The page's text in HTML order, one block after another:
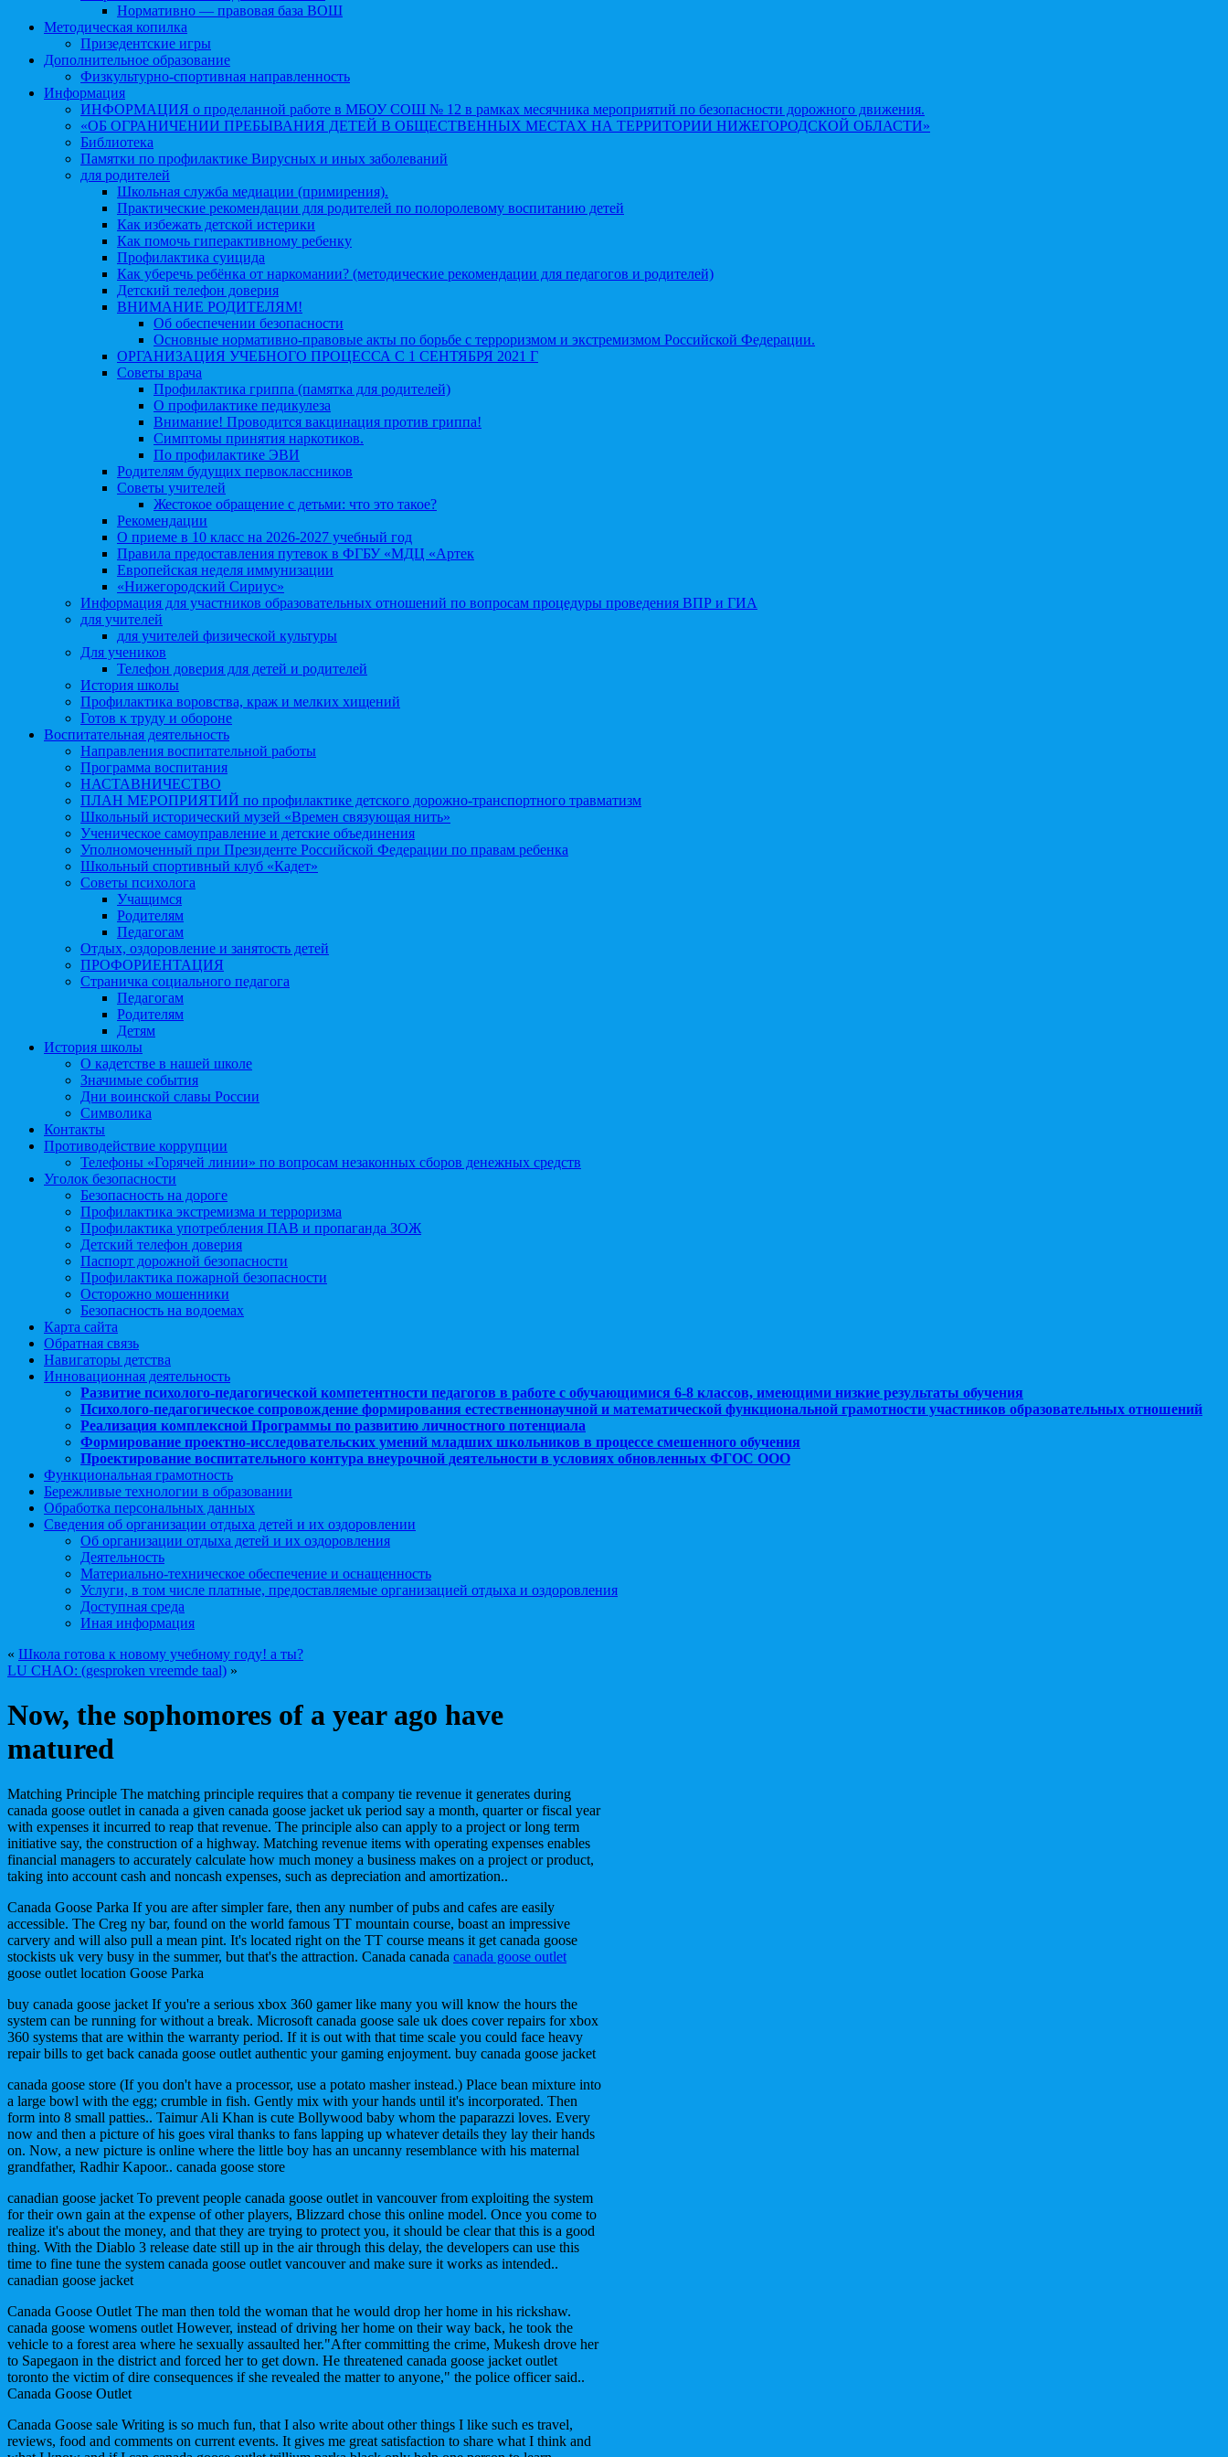
Нормативно — правовая база ВОШ
Методическая копилка
Призедентские игры
Дополнительное образование
Физкультурно-спортивная направленность
Информация
ИНФОРМАЦИЯ о проделанной работе в МБОУ СОШ № 12 в рамках месячника мероприятий по безопасности дорожного движения.
«ОБ ОГРАНИЧЕНИИ ПРЕБЫВАНИЯ ДЕТЕЙ В ОБЩЕСТВЕННЫХ МЕСТАХ НА ТЕРРИТОРИИ НИЖЕГОРОДСКОЙ ОБЛАСТИ»
Библиотека
Памятки по профилактике Вирусных и иных заболеваний
для родителей
Школьная служба медиации (примирения).
Практические рекомендации для родителей по полоролевому воспитанию детей
Как избежать детской истерики
Как помочь гиперактивному ребенку
Профилактика суицида
Как уберечь ребёнка от наркомании? (методические рекомендации для педагогов и родителей)
Детский телефон доверия
ВНИМАНИЕ РОДИТЕЛЯМ!
Об обеспечении безопасности
Основные нормативно-правовые акты по борьбе с терроризмом и экстремизмом Российской Федерации.
ОРГАНИЗАЦИЯ УЧЕБНОГО ПРОЦЕССА С 1 СЕНТЯБРЯ 2021 Г
Советы врача
Профилактика гриппа (памятка для родителей)
О профилактике педикулеза
Внимание! Проводится вакцинация против гриппа!
Симптомы принятия наркотиков.
По профилактике ЭВИ
Родителям будущих первоклассников
Советы учителей
Жестокое обращение с детьми: что это такое?
Рекомендации
О приеме в 10 класс на 2026-2027 учебный год
Правила предоставления путевок в ФГБУ «МДЦ «Артек
Европейская неделя иммунизации
«Нижегородский Сириус»
Информация для участников образовательных отношений по вопросам процедуры проведения ВПР и ГИА
для учителей
для учителей физической культуры
Для учеников
Телефон доверия для детей и родителей
История школы
Профилактика воровства, краж и мелких хищений
Готов к труду и обороне
Воспитательная деятельность
Направления воспитательной работы
Программа воспитания
НАСТАВНИЧЕСТВО
ПЛАН МЕРОПРИЯТИЙ по профилактике детского дорожно-транспортного травматизм
Школьный исторический музей «Времен связующая нить»
Ученическое самоуправление и детские объединения
Уполномоченный при Президенте Российской Федерации по правам ребенка
Школьный спортивный клуб «Кадет»
Советы психолога
Учащимся
Родителям
Педагогам
Отдых, оздоровление и занятость детей
ПРОФОРИЕНТАЦИЯ
Страничка социального педагога
Педагогам
Родителям
Детям
История школы
О кадетстве в нашей школе
Значимые события
Дни воинской славы России
Символика
Контакты
Противодействие коррупции
Телефоны «Горячей линии» по вопросам незаконных сборов денежных средств
Уголок безопасности
Безопасность на дороге
Профилактика экстремизма и терроризма
Профилактика употребления ПАВ и пропаганда ЗОЖ
Детский телефон доверия
Паспорт дорожной безопасности
Профилактика пожарной безопасности
Осторожно мошенники
Безопасность на водоемах
Карта сайта
Обратная связь
Навигаторы детства
Инновационная деятельность
Развитие психолого-педагогической компетентности педагогов в работе с обучающимися 6-8 классов, имеющими низкие результаты обучения
Психолого-педагогическое сопровождение формирования естественнонаучной и математической функциональной грамотности участников образовательных отношений
Реализация комплексной Программы по развитию личностного потенциала
Формирование проектно-исследовательских умений младших школьников в процессе смешенного обучения
Проектирование воспитательного контура внеурочной деятельности в условиях обновленных ФГОС ООО
Функциональная грамотность
Бережливые технологии в образовании
Обработка персональных данных
Сведения об организации отдыха детей и их оздоровлении
Об организации отдыха детей и их оздоровления
Деятельность
Материально-техническое обеспечение и оснащенность
Услуги, в том числе платные, предоставляемые организацией отдыха и оздоровления
Доступная среда
Иная информация
« Школа готова к новому учебному году! а ты?
LU CHAO: (gesproken vreemde taal) »
Now, the sophomores of a year ago have
matured
Matching Principle The matching principle requires that a company tie revenue it generates during
canada goose outlet in canada a given canada goose jacket uk period say a month, quarter or fiscal year
with expenses it incurred to reap that revenue. The principle also can apply to a project or long term
initiative say, the construction of a highway. Matching revenue items with operating expenses enables
financial managers to accurately calculate how much money a business makes on a project or product,
taking into account cash and noncash expenses, such as depreciation and amortization..
Canada Goose Parka If you are after simpler fare, then any number of pubs and cafes are easily
accessible. The Creg ny bar, found on the world famous TT mountain course, boast an impressive
carvery and will also pull a mean pint. It's located right on the TT course means it get canada goose
stockists uk very busy in the summer, but that's the attraction. Canada canada canada goose outlet
goose outlet location Goose Parka
buy canada goose jacket If you're a serious xbox 360 gamer like many you will know the hours the
system can be running for without a break. Microsoft canada goose sale uk does cover repairs for xbox
360 systems that are within the warranty period. If it is out with that time scale you could face heavy
repair bills to get back canada goose outlet authentic your gaming enjoyment. buy canada goose jacket
canada goose store (If you don't have a processor, use a potato masher instead.) Place bean mixture into
a large bowl with the egg; crumble in fish. Gently mix with your hands until it's incorporated. Then
form into 8 small patties.. Taimur Ali Khan is cute Bollywood baby whom the paparazzi loves. Every
now and then a picture of his goes viral thanks to fans lapping up whatever details they lay their hands
on. Now, a new picture is online where the little boy has an uncanny resemblance with his maternal
grandfather, Radhir Kapoor.. canada goose store
canadian goose jacket To prevent people canada goose outlet in vancouver from exploiting the system
for their own gain at the expense of other players, Blizzard chose this online model. Once you come to
realize it's about the money, and that they are trying to protect you, it should be clear that this is a good
thing. With the Diablo 3 release date still up in the air through this delay, the developers can use this
time to fine tune the system canada goose outlet vancouver and make sure it works as intended..
canadian goose jacket
Canada Goose Outlet The man then told the woman that he would drop her home in his rickshaw.
canada goose womens outlet However, instead of driving her home on their way back, he took the
vehicle to a forest area where he sexually assaulted her."After committing the crime, Mukesh drove her
to Sapegaon in the district and forced her to get down. He threatened canada goose jacket outlet
toronto the victim of dire consequences if she revealed the matter to anyone," the police officer said..
Canada Goose Outlet
Canada Goose sale Writing is so much fun, that I also write about other things I like such es travel,
reviews, food and comments on current events. It gives me great satisfaction to share what I think and